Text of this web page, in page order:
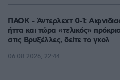
ΠΑΟΚ - Άντερλεχτ 0-1:
ήττα και τώρα «τελικός»
στις Βρυξέλλες, δείτε το γκολ
06.08.2026, 22:44